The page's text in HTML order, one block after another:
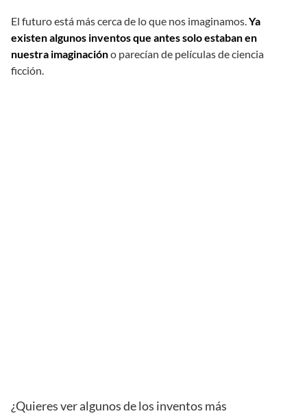
El futuro está más cerca de lo que nos imaginamos. Ya
existen algunos inventos que antes solo estaban en
nuestra imaginacióno parecían de películas de ciencia
ficción.
¿Quieres ver algunos de los inventos más